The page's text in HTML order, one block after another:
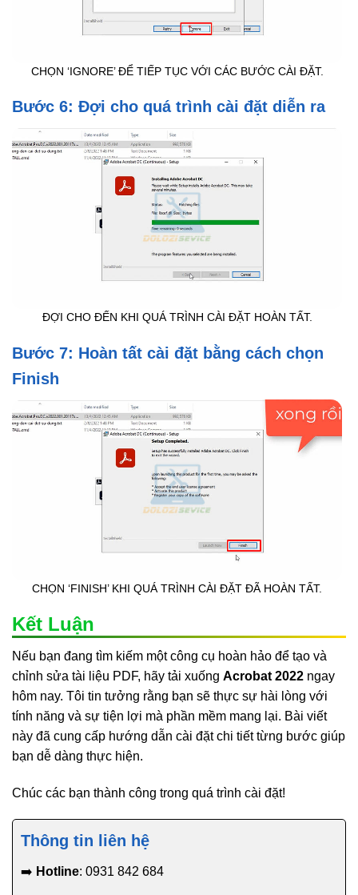
CHỌN ‘IGNORE’ ĐỂ TIẾP TỤC VỚI CÁC BƯỚC CÀI ĐẶT.
Bước 6: Đợi cho quá trình cài đặt diễn ra
ĐỢI CHO ĐẾN KHI QUÁ TRÌNH CÀI ĐẶT HOÀN TẤT.
Bước 7: Hoàn tất cài đặt bằng cách chọn
Finish
CHỌN ‘FINISH’ KHI QUÁ TRÌNH CÀI ĐẶT ĐÃ HOÀN TẤT.
Kết Luận
Nếu bạn đang tìm kiếm một công cụ hoàn hảo để tạo và
chỉnh sửa tài liệu PDF, hãy tải xuống Acrobat 2022 ngay
hôm nay. Tôi tin tưởng rằng bạn sẽ thực sự hài lòng với
tính năng và sự tiện lợi mà phần mềm mang lại. Bài viết
này đã cung cấp hướng dẫn cài đặt chi tiết từng bước giúp
bạn dễ dàng thực hiện.
Chúc các bạn thành công trong quá trình cài đặt!
Thông tin liên hệ
➡️ Hotline: 0931 842 684